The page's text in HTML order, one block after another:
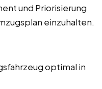
und Priorisierung
einzuhalten.
optimal in